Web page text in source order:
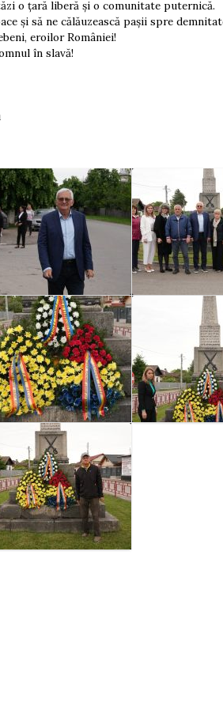
o țară liberă și o comunitate puternică.
și să ne călăuzească pașii spre
eroilor României!
în slavă!